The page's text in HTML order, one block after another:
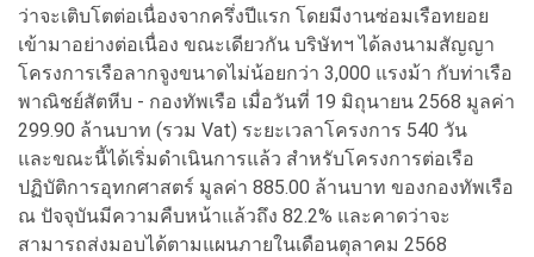
ว่าจะเติบโตต่อเนื่องจากครึ่งปีแรก โดยมีงานซ่อมเรือทยอย
เข้ามาอย่างต่อเนื่อง ขณะเดียวกัน บริษัทฯ ได้ลงนามสัญญา
โครงการเรือลากจูงขนาดไม่น้อยกว่า 3,000 แรงม้า กับท่าเรือ
พาณิชย์สัตหีบ - กองทัพเรือ เมื่อวันที่ 19 มิถุนายน 2568 มูลค่า
299.90 ล้านบาท (รวม Vat) ระยะเวลาโครงการ 540 วัน
และขณะนี้ได้เริ่มดำเนินการแล้ว สำหรับโครงการต่อเรือ
ปฏิบัติการอุทกศาสตร์ มูลค่า 885.00 ล้านบาท ของกองทัพเรือ
ณ ปัจจุบันมีความคืบหน้าแล้วถึง 82.2% และคาดว่าจะ
สามารถส่งมอบได้ตามแผนภายในเดือนตุลาคม 2568